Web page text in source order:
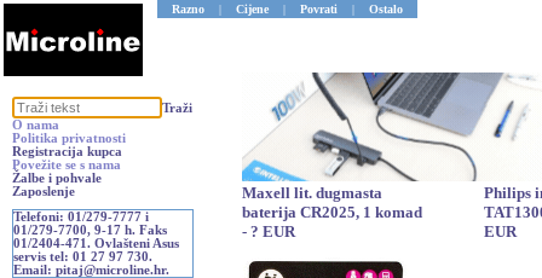
Razno | Cijene | Povrati | Ostalo
Traži
O nama
Politika privatnosti
Registracija kupca
Povežite se s nama
Žalbe i pohvale
Zaposlenje
Telefoni: 01/279-7777 i
01/279-7700, 9-17 h. Faks
01/2404-471. Ovlašteni Asus
servis tel: 01 27 97 730.
Email: pitaj@microline.hr.
Maxell lit. dugmasta
baterija CR2025, 1 komad
- ? EUR
Philips
EUR